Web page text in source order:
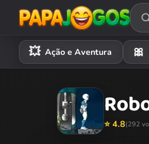
💥 Ação e Aventura 🎀
⭐ 4.8(292